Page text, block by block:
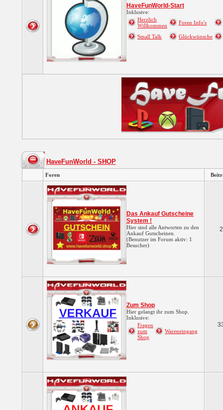
HaveFunWorld-Start
Inklusive:
Herzlich
Willkommen
Foren Info's
Small Talk Glückwünsche
HaveFunWorld - SHOP
Foren
Das Ankauf Gutscheine
System !
Hier sind alle Antworten zu den
Ankauf Gutscheinen.
(Benutzer im Forum aktiv: 1
Besucher)
2
Zum Shop
Hier gelangt ihr zum Shop.
Inklusive:
Fragen
zum
Shop
Wareneingang